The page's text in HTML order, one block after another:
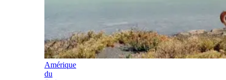
Amérique
du